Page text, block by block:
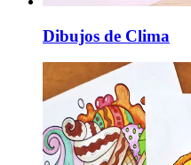
Dibujos de Clima